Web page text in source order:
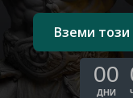
Вземи този
00
ДНИ